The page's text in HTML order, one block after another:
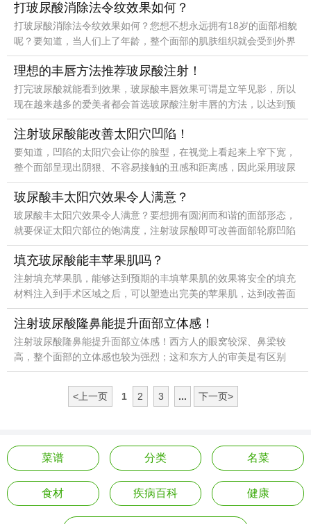
打玻尿酸消除法令纹效果如何？
打玻尿酸消除法令纹效果如何？您想不想永远拥有18岁的面部相貌
呢？要知道，当人们上了年龄，整个面部的肌肤组织就会受到外界
环境、内在生理性退化的损害，变得松弛、下垂而老化，皱
理想的丰唇方法推荐玻尿酸注射！
打完玻尿酸就能看到效果，玻尿酸丰唇效果可谓是立竿见影，所以
现在越来越多的爱美者都会首选玻尿酸注射丰唇的方法，以达到预
期的美唇效果。
注射玻尿酸能改善太阳穴凹陷！
要知道，凹陷的太阳穴会让你的脸型，在视觉上看起来上窄下宽，
整个面部呈现出阴狠、不容易接触的丑感和距离感，因此采用玻尿
酸注射太阳穴，能够改善太阳穴凹陷的问题。
玻尿酸丰太阳穴效果令人满意？
玻尿酸丰太阳穴效果令人满意？要想拥有圆润而和谐的面部形态，
就要保证太阳穴部位的饱满度，注射玻尿酸即可改善面部轮廓凹陷
的问题，还可以达到丰填太阳穴的目的。实际上，玻尿酸丰太
填充玻尿酸能丰苹果肌吗？
注射填充苹果肌，能够达到预期的丰填苹果肌的效果将安全的填充
材料注入到手术区域之后，可以塑造出完美的苹果肌，达到改善面
部形象的目的，令整个面部达到饱满、诱人的完美效果。
注射玻尿酸隆鼻能提升面部立体感！
注射玻尿酸隆鼻能提升面部立体感！西方人的眼窝较深、鼻梁较
高，整个面部的立体感也较为强烈；这和东方人的审美是有区别
的，但是相对于外国人来说，东方人的鼻梁则显得低平，面部缺乏
<上一页 1 2 3 ... 下一页>
菜谱 分类 名菜
食材 疾病百科 健康